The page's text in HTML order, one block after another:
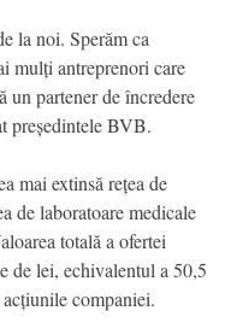
la noi. Sperăm ca
mulți antreprenori care
un partener de încredere
președintele BVB.
mai extinsă rețea de
de laboratoare medicale
totală a ofertei
de lei, echivalentul a 50,5
companiei.